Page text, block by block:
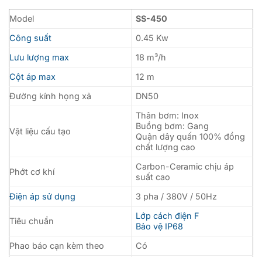
Model
SS-450
Công suất
0.45 Kw
Lưu lượng max
18 m³/h
Cột áp max
12 m
Đường kính họng xả
DN50
Vật liệu cấu tạo
Thân bơm: Inox
Buồng bơm: Gang
Quận dây quấn 100% đồng
chất lượng cao
Phớt cơ khí
Carbon-Ceramic chịu áp
suất cao
Điện áp sử dụng
3 pha / 380V / 50Hz
Tiêu chuẩn
Lớp cách điện F
Bảo vệ IP68
Phao báo cạn kèm theo
Có